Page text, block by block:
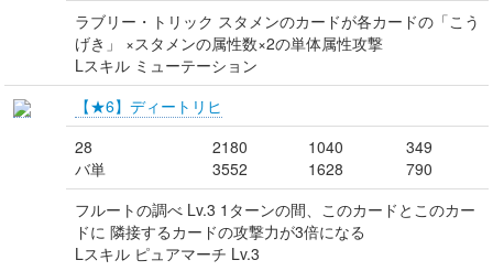
ラブリー・トリック スタメンのカードが各カードの「こう
げき」 ×スタメンの属性数×2の単体属性攻撃
Lスキル ミューテーション
【★6】ディートリヒ
28
バ単
2180
3552
1040
1628
349
790
フルートの調べ Lv.3 1ターンの間、このカードとこのカー
ドに 隣接するカードの攻撃力が3倍になる
Lスキル ピュアマーチ Lv.3